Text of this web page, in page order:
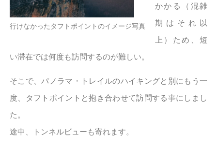
行けなかったタフトポイントのイメージ写真
かかる（混雑
期はそれ以
上）ため、短
い滞在では何度も訪問するのが難しい。
そこで、パノラマ・トレイルのハイキングと別にもう一
度、タフトポイントと抱き合わせて訪問する事にしまし
た。
途中、トンネルビューも寄れます。